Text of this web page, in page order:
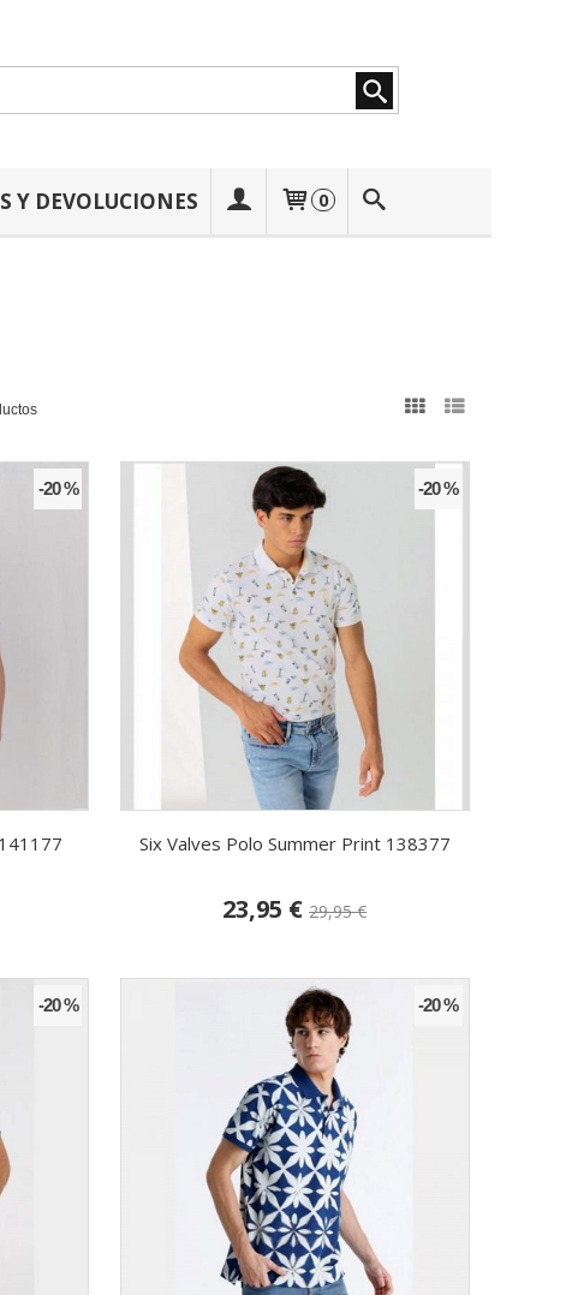
Y DEVOLUCIONES 0
-20 % -20 %
Six Valves Polo Summer Print 138377
23,95 €29,95 €
-20 % -20 %